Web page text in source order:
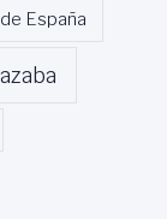
España